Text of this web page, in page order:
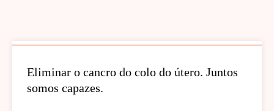
Eliminar o cancro do colo do útero. Juntos
somos capazes.